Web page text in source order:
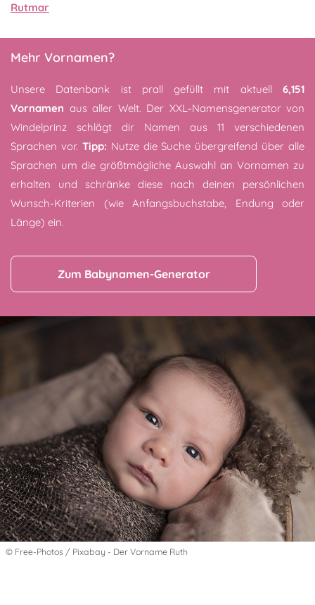
Rutmar
Mehr Vornamen?
Unsere Datenbank ist prall gefüllt mit aktuell 6,151
Vornamen aus aller Welt. Der XXL-Namensgenerator von
Windelprinz schlägt dir Namen aus 11 verschiedenen
Sprachen vor. Tipp: Nutze die Suche übergreifend über alle
Sprachen um die größtmögliche Auswahl an Vornamen zu
erhalten und schränke diese nach deinen persönlichen
Wunsch-Kriterien (wie Anfangsbuchstabe, Endung oder
Länge) ein.
Zum Babynamen-Generator
© Free-Photos / Pixabay - Der Vorname Ruth